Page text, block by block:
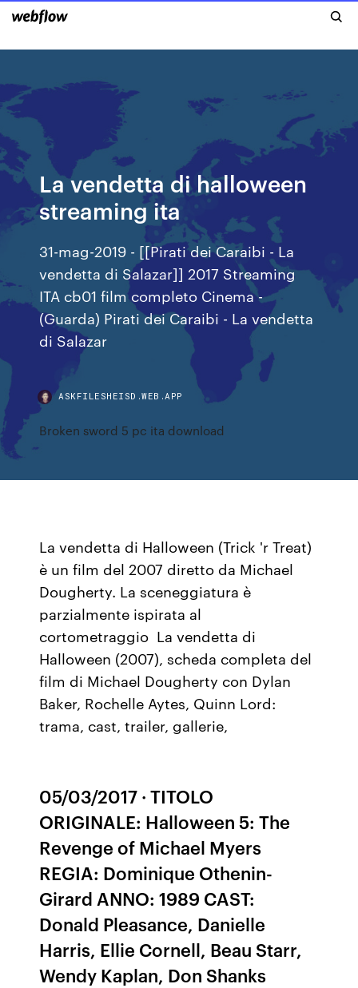
La vendetta di halloween
streaming ita
31-mag-2019 - [[Pirati dei Caraibi - La
vendetta di Salazar]] 2017 Streaming
ITA cb01 film completo Cinema -
(Guarda) Pirati dei Caraibi - La vendetta
di Salazar
ASKFILESHEISD.WEB.APP
Broken sword 5 pc ita download
La vendetta di Halloween (Trick 'r Treat)
è un film del 2007 diretto da Michael
Dougherty. La sceneggiatura è
parzialmente ispirata al
cortometraggio La vendetta di
Halloween (2007), scheda completa del
film di Michael Dougherty con Dylan
Baker, Rochelle Aytes, Quinn Lord:
trama, cast, trailer, gallerie,
05/03/2017 · TITOLO
ORIGINALE: Halloween 5: The
Revenge of Michael Myers
REGIA: Dominique Othenin-
Girard ANNO: 1989 CAST:
Donald Pleasance, Danielle
Harris, Ellie Cornell, Beau Starr,
Wendy Kaplan, Don Shanks